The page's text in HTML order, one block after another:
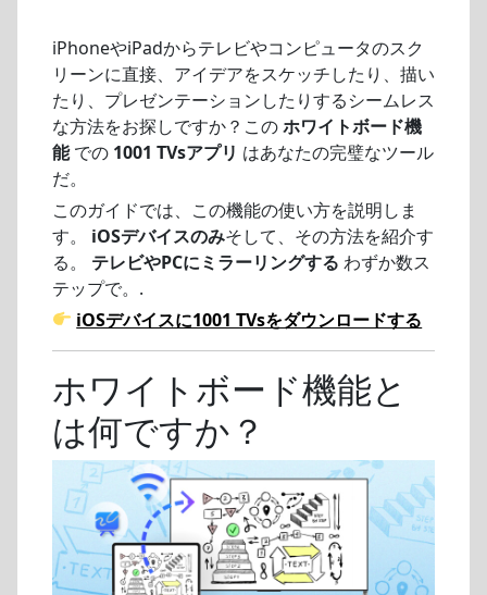
iPhoneやiPadからテレビやコンピュータのスク
リーンに直接、アイデアをスケッチしたり、描い
たり、プレゼンテーションしたりするシームレス
な方法をお探しですか？このホワイトボード機
能での 1001 TVsアプリ はあなたの完璧なツール
だ。
このガイドでは、この機能の使い方を説明しま
す。 iOSデバイスのみそして、その方法を紹介す
る。 テレビやPCにミラーリングする わずか数ス
テップで。.
iOSデバイスに1001 TVsをダウンロードする
ホワイトボード機能と
は何ですか？